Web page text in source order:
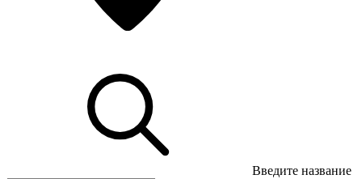
Введите название